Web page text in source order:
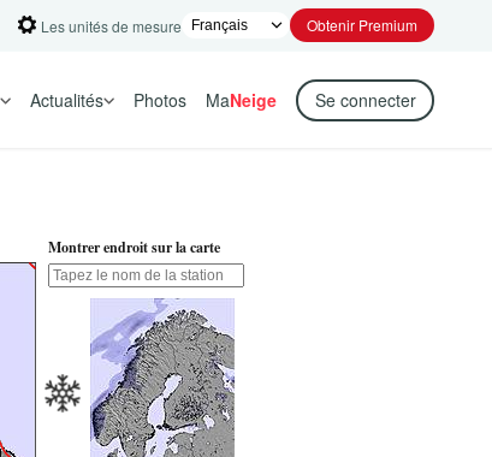
Les unités de mesure Obtenir Premium
Actualités Photos MaNeige Se connecter
Montrer endroit sur la carte